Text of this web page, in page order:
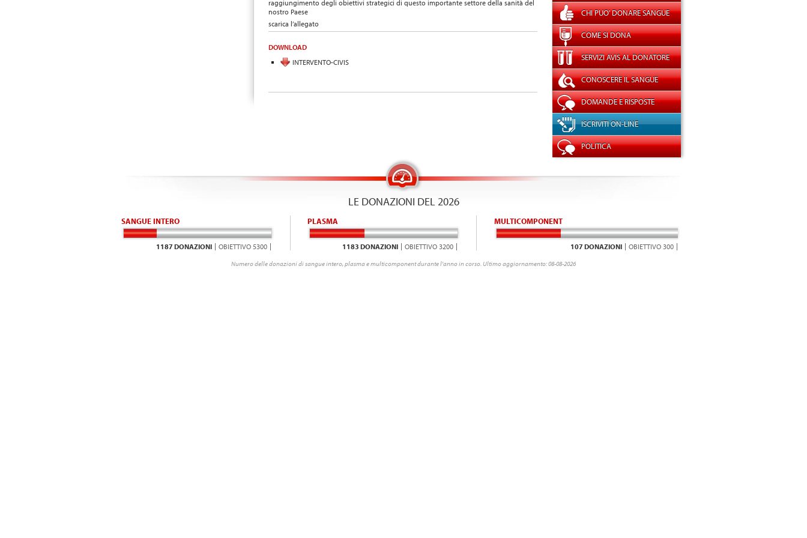
raggiungimento degli obiettivi strategici di questo importante settore della sanità del
nostro Paese
scarica l’allegato
DOWNLOAD
INTERVENTO-CIVIS
CHI PUO' DONARE SANGUE
COME SI DONA
SERVIZI AVIS AL DONATORE
CONOSCERE IL SANGUE
DOMANDE E RISPOSTE
ISCRIVITI ON-LINE
POLITICA
LE DONAZIONI DEL 2026
SANGUE INTERO
1187 DONAZIONI OBIETTIVO 5300
PLASMA
1183 DONAZIONI OBIETTIVO 3200
MULTICOMPONENT
107 DONAZIONI OBIETTIVO 300
Numero delle donazioni di sangue intero, plasma e multicomponent durante l'anno in corso. Ultimo aggiornamento: 08-08-2026